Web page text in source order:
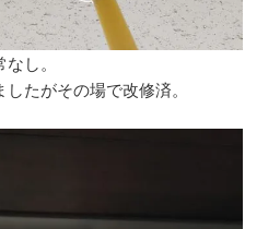
し。
たがその場で改修済。